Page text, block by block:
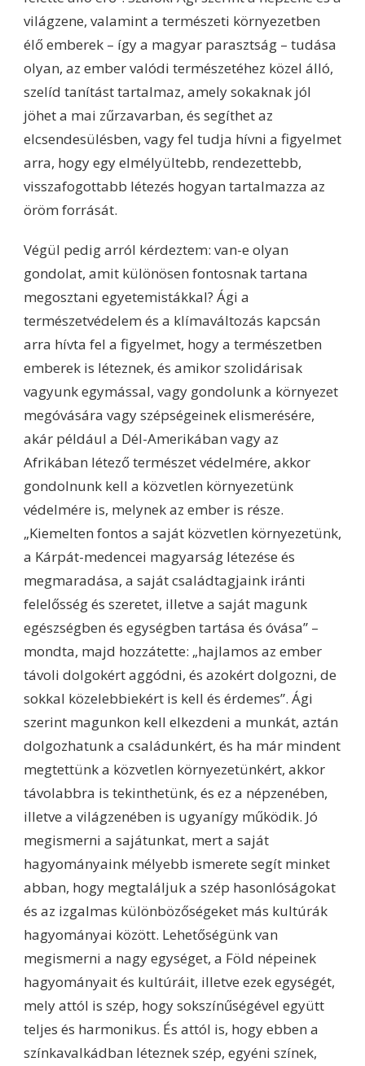
világzene, valamint a természeti környezetben
élő emberek – így a magyar parasztság – tudása
olyan, az ember valódi természetéhez közel álló,
szelíd tanítást tartalmaz, amely sokaknak jól
jöhet a mai zűrzavarban, és segíthet az
elcsendesülésben, vagy fel tudja hívni a figyelmet
arra, hogy egy elmélyültebb, rendezettebb,
visszafogottabb létezés hogyan tartalmazza az
öröm forrását.
Végül pedig arról kérdeztem: van-e olyan
gondolat, amit különösen fontosnak tartana
megosztani egyetemistákkal? Ági a
természetvédelem és a klímaváltozás kapcsán
arra hívta fel a figyelmet, hogy a természetben
emberek is léteznek, és amikor szolidárisak
vagyunk egymással, vagy gondolunk a környezet
megóvására vagy szépségeinek elismerésére,
akár például a Dél-Amerikában vagy az
Afrikában létező természet védelmére, akkor
gondolnunk kell a közvetlen környezetünk
védelmére is, melynek az ember is része.
„Kiemelten fontos a saját közvetlen környezetünk,
a Kárpát-medencei magyarság létezése és
megmaradása, a saját családtagjaink iránti
felelősség és szeretet, illetve a saját magunk
egészségben és egységben tartása és óvása” –
mondta, majd hozzátette: „hajlamos az ember
távoli dolgokért aggódni, és azokért dolgozni, de
sokkal közelebbiekért is kell és érdemes”. Ági
szerint magunkon kell elkezdeni a munkát, aztán
dolgozhatunk a családunkért, és ha már mindent
megtettünk a közvetlen környezetünkért, akkor
távolabbra is tekinthetünk, és ez a népzenében,
illetve a világzenében is ugyanígy működik. Jó
megismerni a sajátunkat, mert a saját
hagyományaink mélyebb ismerete segít minket
abban, hogy megtaláljuk a szép hasonlóságokat
és az izgalmas különbözőségeket más kultúrák
hagyományai között. Lehetőségünk van
megismerni a nagy egységet, a Föld népeinek
hagyományait és kultúráit, illetve ezek egységét,
mely attól is szép, hogy sokszínűségével együtt
teljes és harmonikus. És attól is, hogy ebben a
színkavalkádban léteznek szép, egyéni színek,